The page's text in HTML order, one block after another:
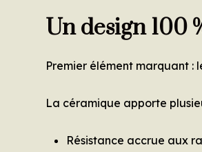
Un design 100
Premier élément marquant :
La céramique apporte
Résistance accrue aux